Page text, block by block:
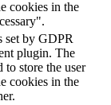
cookies in the
set by GDPR
plugin. The
to store the user
cookies in the